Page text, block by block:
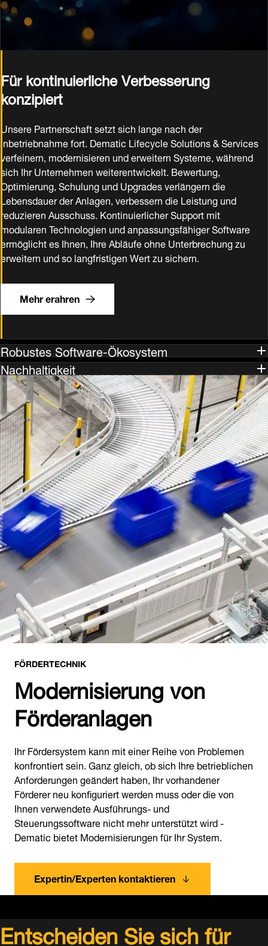
Für kontinuierliche Verbesserung
konzipiert
Unsere Partnerschaft setzt sich lange nach der
Inbetriebnahme fort. Dematic Lifecycle Solutions & Services
verfeinern, modernisieren und erweitern Systeme, während
sich Ihr Unternehmen weiterentwickelt. Bewertung,
Optimierung, Schulung und Upgrades verlängern die
Lebensdauer der Anlagen, verbessern die Leistung und
reduzieren Ausschuss. Kontinuierlicher Support mit
modularen Technologien und anpassungsfähiger Software
ermöglicht es Ihnen, Ihre Abläufe ohne Unterbrechung zu
erweitern und so langfristigen Wert zu sichern.
Mehr erahren
Robustes Software-Ökosystem
Nachhaltigkeit
FÖRDERTECHNIK
Modernisierung von
Förderanlagen
Ihr Fördersystem kann mit einer Reihe von Problemen
konfrontiert sein. Ganz gleich, ob sich Ihre betrieblichen
Anforderungen geändert haben, Ihr vorhandener
Förderer neu konfiguriert werden muss oder die von
Ihnen verwendete Ausführungs- und
Steuerungssoftware nicht mehr unterstützt wird -
Dematic bietet Modernisierungen für Ihr System.
Expertin/Experten kontaktieren
Entscheiden Sie sich für